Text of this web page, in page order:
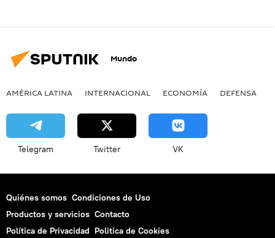
Mundo
AMÉRICA LATINA INTERNACIONAL ECONOMÍA DEFENSA
Telegram Twitter VK
Quiénes somos Condiciones de Uso
Productos y servicios Contacto
Política de Privacidad Politica de Cookies